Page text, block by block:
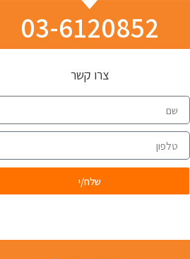
03-6120852
צרו קשר
שלח/י
אלא דווקא מתוך המקום של
למצב הרפואי ואף לקשיים הרגשיים